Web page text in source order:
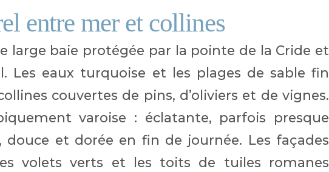
entre mer et collines
large baie protégée par la pointe de la Cride et
Les eaux turquoise et les plages de sable fin
couvertes de pins, d’oliviers et de vignes.
varoise : éclatante, parfois presque
douce et dorée en fin de journée. Les façades
volets verts et les toits de tuiles romanes